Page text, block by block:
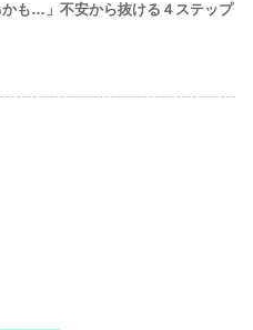
かも…」不安から抜ける４ステップ